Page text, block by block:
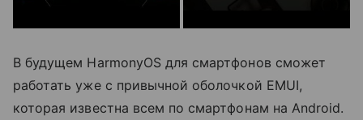
В будущем HarmonyOS для смартфонов сможет
работать уже с привычной оболочкой EMUI,
которая известна всем по смартфонам на Android.